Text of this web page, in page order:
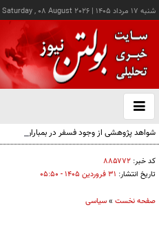
شنبه ۱۷ مرداد ۱۴۰۵ |
Saturday , 08 August 2026
باز
و
شواهد پژوهشی از وجود فسفر در بمباران «لامرد»
کد خبر: ۸۸۵۷۷۲
تاریخ انتشار: ۳۱ فروردين ۱۴۰۵ - ۰۵:۵۰
صفحه نخست »سیاسی